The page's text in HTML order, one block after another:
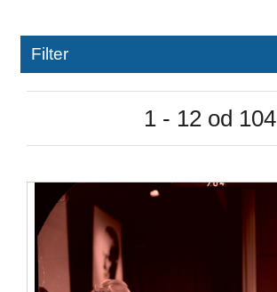
Filter
1 - 12 od 104